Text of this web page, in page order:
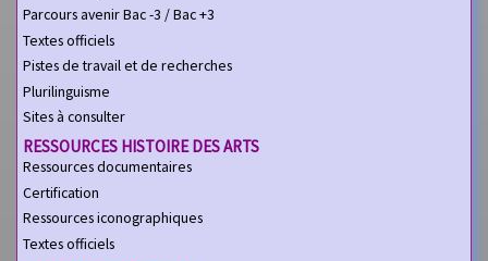
Parcours avenir Bac -3 / Bac +3
Textes officiels
Pistes de travail et de recherches
Plurilinguisme
Sites à consulter
RESSOURCES HISTOIRE DES ARTS
Ressources documentaires
Certification
Ressources iconographiques
Textes officiels